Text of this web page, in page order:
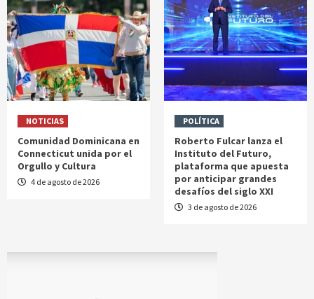
NOTICIAS
Comunidad Dominicana en
Connecticut unida por el
Orgullo y Cultura
4 de agosto de 2026
POLÍTICA
Roberto Fulcar lanza el
Instituto del Futuro,
plataforma que apuesta
por anticipar grandes
desafíos del siglo XXI
3 de agosto de 2026